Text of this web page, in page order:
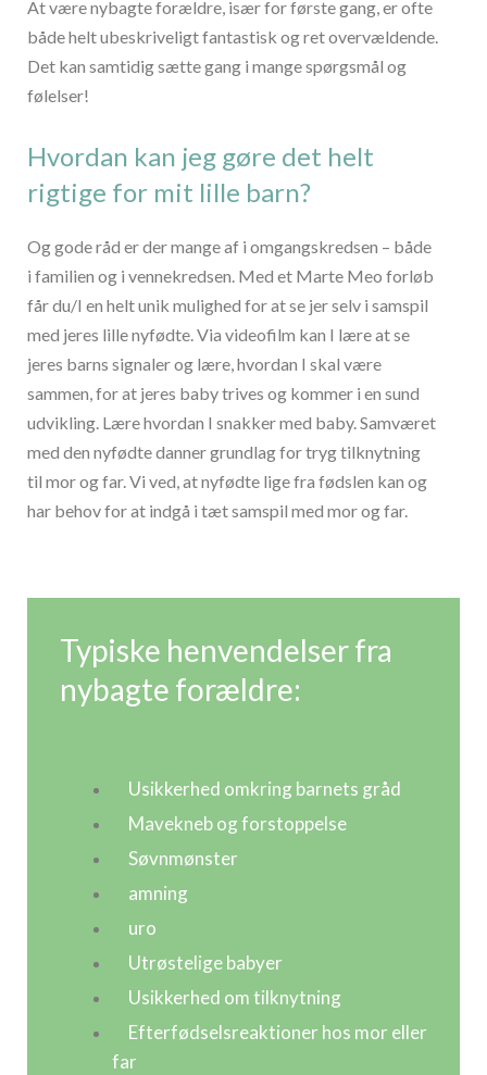
At være nybagte forældre, især for første gang, er ofte
både helt ubeskriveligt fantastisk og ret overvældende.
Det kan samtidig sætte gang i mange spørgsmål og
følelser!
Hvordan kan jeg gøre det helt
rigtige for mit lille barn?
Og gode råd er der mange af i omgangskredsen – både
i familien og i vennekredsen. Med et Marte Meo forløb
får du/I en helt unik mulighed for at se jer selv i samspil
med jeres lille nyfødte. Via videofilm kan I lære at se
jeres barns signaler og lære, hvordan I skal være
sammen, for at jeres baby trives og kommer i en sund
udvikling. Lære hvordan I snakker med baby. Samværet
med den nyfødte danner grundlag for tryg tilknytning
til mor og far. Vi ved, at nyfødte lige fra fødslen kan og
har behov for at indgå i tæt samspil med mor og far.
Typiske henvendelser fra
nybagte forældre:
Usikkerhed omkring barnets gråd
Mavekneb og forstoppelse
Søvnmønster
amning
uro
Utrøstelige babyer
Usikkerhed om tilknytning
Efterfødselsreaktioner hos mor eller
far